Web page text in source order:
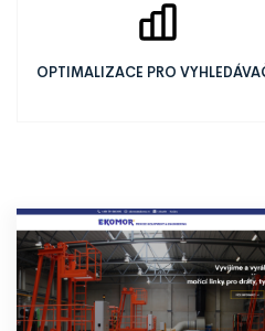
OPTIMALIZACE PRO